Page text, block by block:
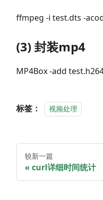
ffmpeg -i test.dts -
(3) 封装mp4
MP4Box -add
标签： 视频处理
较新一篇
curl详细时间统计